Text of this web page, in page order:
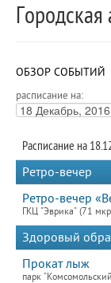
ОБЗОР СОБЫТИЙ
расписание на:
Расписание на
Ретро-вечер
Ретро-вечер
ГКЦ "Эврика" (71
Здоровый
Прокат лыж
парк